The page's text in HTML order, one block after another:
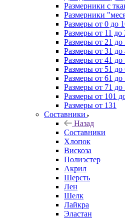
Размерники с
Размерники
Размеры от 0 до
Размеры от 11 до
Размеры от 21 до
Размеры от 31 до
Размеры от 41 до
Размеры от 51 до
Размеры от 61 до
Размеры от 71 до
Размеры от 101
Размеры от 131
Составники
Назад
Составники
Хлопок
Вискоза
Полиэстер
Акрил
Шерсть
Лен
Шелк
Лайкра
Эластан